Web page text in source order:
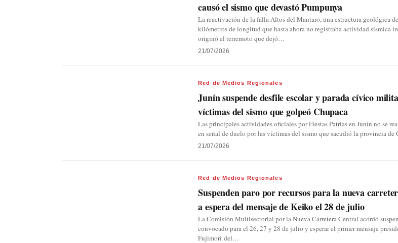
causó el sismo que devastó Pumpunya
La reactivación de la falla Altos del Mantaro, una estructura geológica
kilómetros de longitud que hasta ahora no registraba actividad sísmica
originó el terremoto que dejó…
21/07/2026
Red de Medios Regionales
Junín suspende desfile escolar y parada cívico
víctimas del sismo que golpeó Chupaca
Las principales actividades oficiales por Fiestas Patrias en Junín no se
en señal de duelo por las víctimas del sismo que sacudió la provincia
21/07/2026
Red de Medios Regionales
Suspenden paro por recursos para la nueva
a espera del mensaje de Keiko el 28 de julio
La Comisión Multisectorial por la Nueva Carretera Central acordó
convocado para el 26, 27 y 28 de julio y esperar el primer mensaje
Fujimori del…